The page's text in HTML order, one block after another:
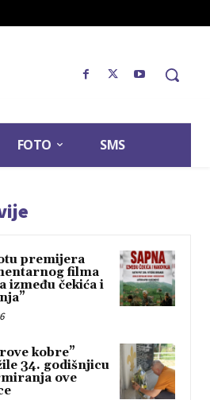
FOTO SMS
premijera
filma
između čekića i
kobre”
34. godišnjicu
ove